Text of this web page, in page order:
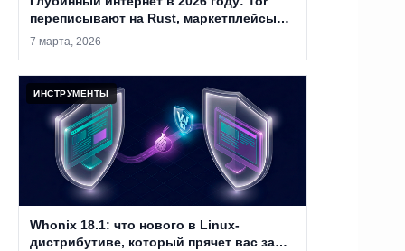
переписывают на Rust, маркетплейсы
закрывают, а анонимность уже не
7 марта, 2026
ИНСТРУМЕНТЫ
Whonix 18.1: что нового в Linux-
дистрибутиве, который прячет вас за